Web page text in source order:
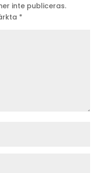
inte publiceras.
*